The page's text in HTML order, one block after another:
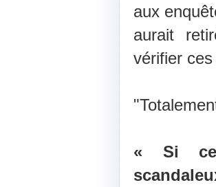
aux
aurait
vérifier
« Si